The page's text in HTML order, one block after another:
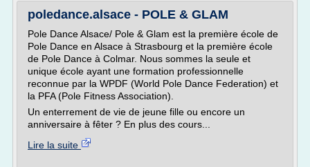
poledance.alsace - POLE & GLAM
Pole Dance Alsace/ Pole & Glam est la première école de
Pole Dance en Alsace à Strasbourg et la première école
de Pole Dance à Colmar. Nous sommes la seule et
unique école ayant une formation professionnelle
reconnue par la WPDF (World Pole Dance Federation) et
la PFA (Pole Fitness Association).
Un enterrement de vie de jeune fille ou encore un
anniversaire à fêter ? En plus des cours...
Lire la suite